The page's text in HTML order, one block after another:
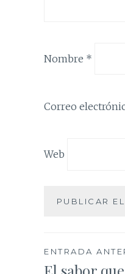
Nombre *
Correo
Web
ENTRADA